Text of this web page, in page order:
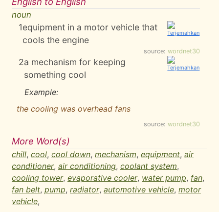
noun
1equipment in a motor vehicle that
cools the engine
source: wordnet30
2a mechanism for keeping
something cool
Example:
the cooling was overhead fans
source: wordnet30
More Word(s)
chill, cool, cool down, mechanism, equipment, air
conditioner, air conditioning, coolant system,
cooling tower, evaporative cooler, water pump, fan,
fan belt, pump, radiator, automotive vehicle, motor
vehicle,